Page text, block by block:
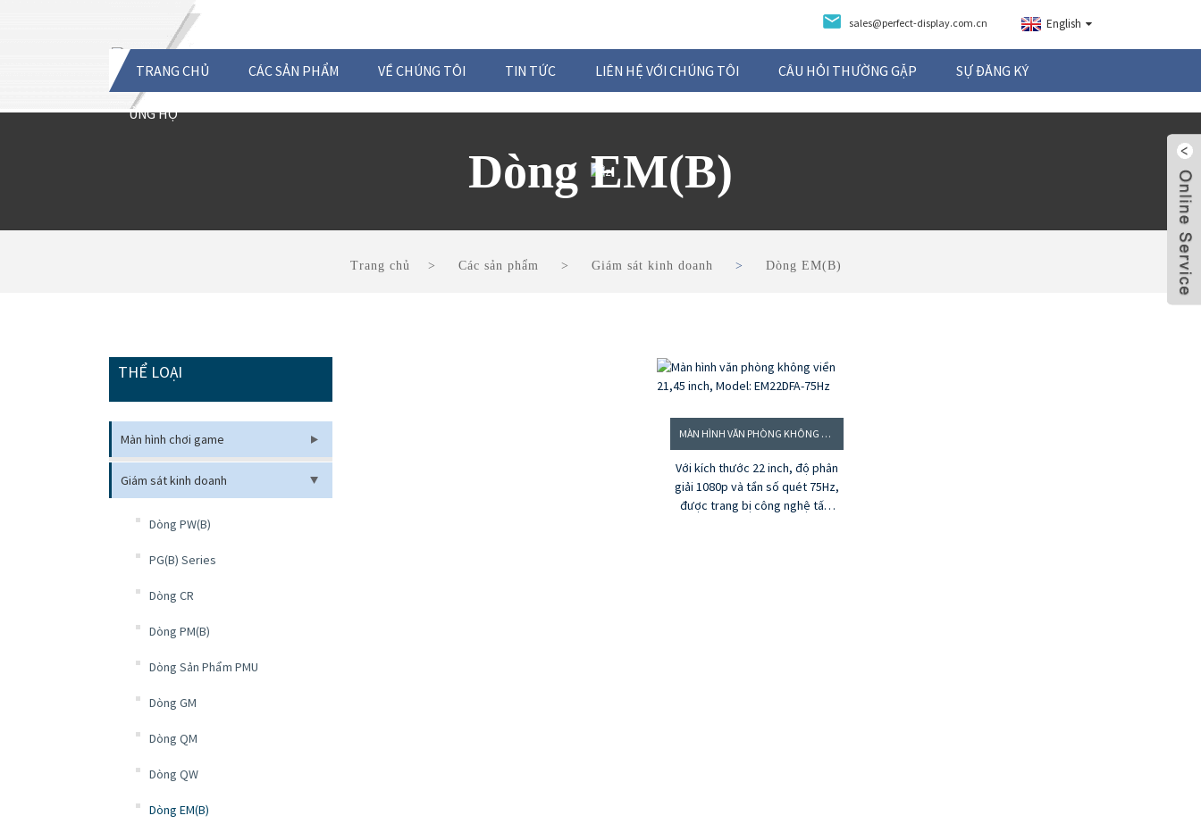
sales@perfect-display.com.cn English
TRANG CHỦ CÁC SẢN PHẨM VỀ CHÚNG TÔI TIN TỨC LIÊN HỆ VỚI CHÚNG TÔI CÂU HỎI THƯỜNG GẶP SỰ ĐĂNG KÝ
ỦNG HỘ
Dòng EM(B)
Trang chủ Các sản phẩm Giám sát kinh doanh Dòng EM(B)
THỂ LOẠI
Màn hình chơi game
Giám sát kinh doanh
Dòng PW(B)
PG(B) Series
Dòng CR
Dòng PM(B)
Dòng Sản Phẩm PMU
Dòng GM
Dòng QM
Dòng QW
Dòng EM(B)
MÀN HÌNH VĂN PHÒNG KHÔNG VIỀN 21,45 INCH, MODEL: EM22DFA-75HZ
Với kích thước 22 inch, độ phân
giải 1080p và tần số quét 75Hz,
được trang bị công nghệ tấm